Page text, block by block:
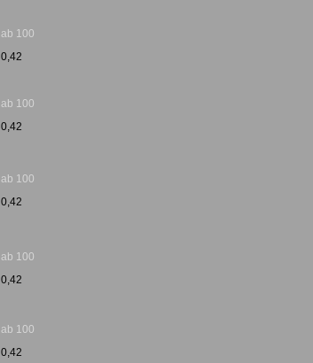
ab 100
0,42
ab 100
0,42
ab 100
0,42
ab 100
0,42
ab 100
0,42